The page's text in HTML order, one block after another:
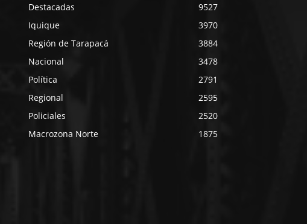
Destacadas
9527
Iquique
3970
Región de Tarapacá
3884
Nacional
3478
Política
2791
Regional
2595
Policiales
2520
Macrozona Norte
1875